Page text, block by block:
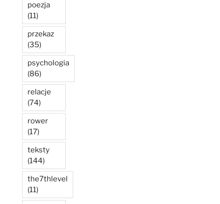
poezja
(11)
przekaz
(35)
psychologia
(86)
relacje
(74)
rower
(17)
teksty
(144)
the7thlevel
(11)